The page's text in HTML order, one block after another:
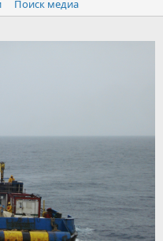
Поиск медиа